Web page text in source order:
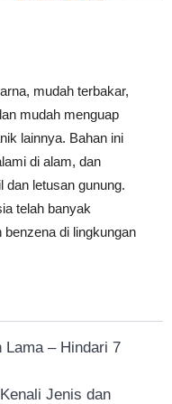
mudah terbakar,
mudah menguap
lainnya. Bahan ini
di alam, dan
dan letusan gunung.
telah banyak
di lingkungan
Lama – Hindari 7
Jenis dan